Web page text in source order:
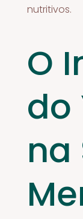
nutritivos.
O
do
na